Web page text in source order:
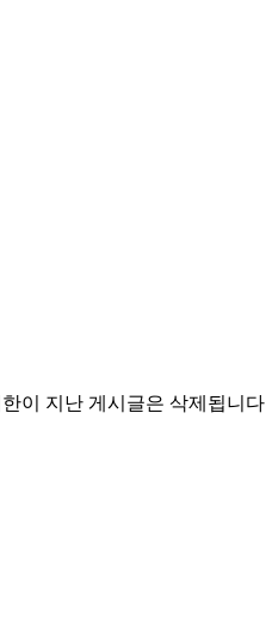
이 지난 게시글은 삭제됩니다